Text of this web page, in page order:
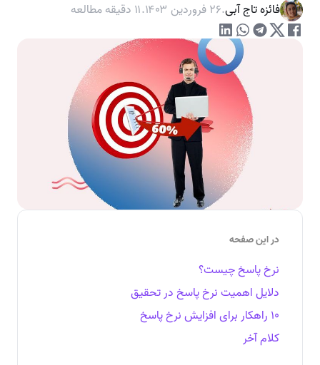
فائزه تاج آبی.۲۶ فروردین ۱۴۰۳ .۱۱ دقیقه مطالعه
در این صفحه
نرخ پاسخ چیست؟
دلایل اهمیت نرخ پاسخ در تحقیق
۱۰ راهکار برای افزایش نرخ پاسخ
کلام آخر